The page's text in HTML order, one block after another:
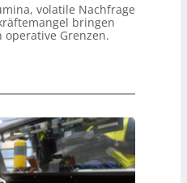
volatile Nachfrage
bringen
Grenzen.